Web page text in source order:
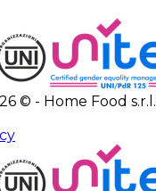
© - Home Food s.r.l.